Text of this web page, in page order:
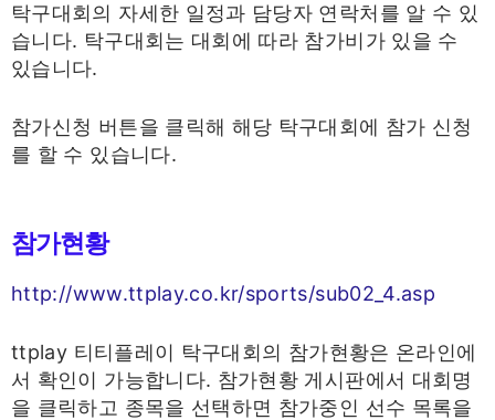
탁구대회의 자세한 일정과 담당자 연락처를 알 수 있
습니다. 탁구대회는 대회에 따라 참가비가 있을 수
있습니다.
참가신청 버튼을 클릭해 해당 탁구대회에 참가 신청
를 할 수 있습니다.
참가현황
http://www.ttplay.co.kr/sports/sub02_4.asp
ttplay 티티플레이 탁구대회의 참가현황은 온라인에
서 확인이 가능합니다. 참가현황 게시판에서 대회명
을 클릭하고 종목을 선택하면 참가중인 선수 목록을